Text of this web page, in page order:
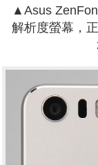
▲Asus
解析度螢幕，